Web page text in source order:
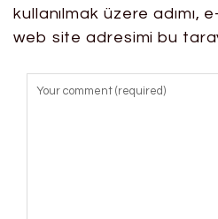
kullanılmak üzere adımı,
web site adresimi bu